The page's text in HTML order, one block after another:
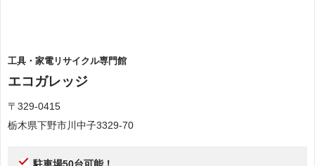
工具・家電リサイクル専門館
エコガレッジ
〒329-0415
栃木県下野市川中子3329-70